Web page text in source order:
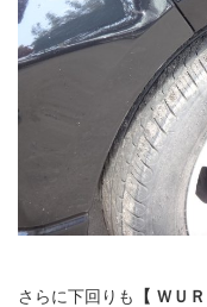
さらに下回りも
【 ＷＵ